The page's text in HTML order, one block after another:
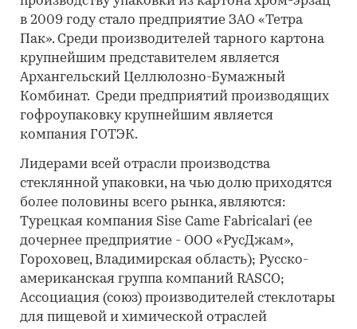
в 2009 году стало предприятие ЗАО «Тетра
Пак». Среди производителей тарного картона
крупнейшим представителем является
Архангельский Целлюлозно-Бумажный
Комбинат. Среди предприятий производящих
гофроупаковку крупнейшим является
компания ГОТЭК.
Лидерами всей отрасли производства
стеклянной упаковки, на чью долю приходятся
более половины всего рынка, являются:
Турецкая компания Sise Came Fabricalari (ее
дочернее предприятие - ООО «РусДжам»,
Гороховец, Владимирская область); Русско-
американская группа компаний RASCO;
Ассоциация (союз) производителей стеклотары
для пищевой и химической отраслей